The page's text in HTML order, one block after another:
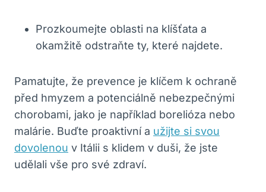
Prozkoumejte oblasti na klíšťata a
okamžitě odstraňte ty, které najdete.
Pamatujte, že prevence je klíčem k ochraně
před hmyzem a potenciálně nebezpečnými
chorobami, jako je například borelióza nebo
malárie. Buďte proaktivní a užijte si svou
dovolenou v Itálii s klidem v duši, že jste
udělali vše pro své zdraví.